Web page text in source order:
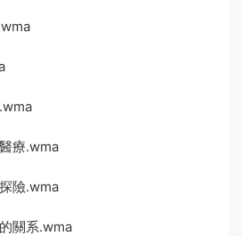
療.wma
險.wma
關系.wma